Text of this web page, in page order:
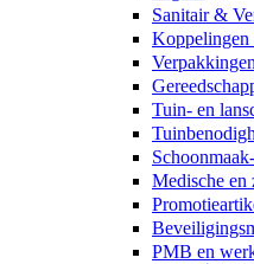
Sanitair &
Koppelingen
Verpakkingen
Tuin- en
Medische en
PMB en